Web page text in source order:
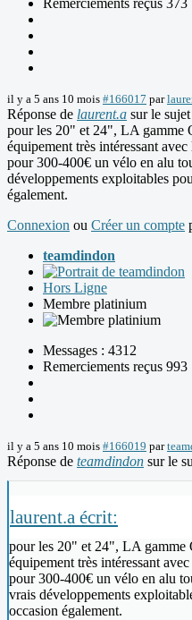
Remerciements reçus 373
il y a 5 ans 10 mois #166017 par
Réponse de laurent.a sur le sujet
pour les 20" et 24", LA gamme
équipement très intéressant
pour 300-400€ un vélo en alu
développements exploitables
également.
Connexion ou Créer un compte
teamdindon
Hors Ligne
Membre platinium
Messages : 4312
Remerciements reçus 993
il y a 5 ans 10 mois #166019 par
Réponse de teamdindon sur le
laurent.a écrit:
pour les 20" et 24", LA gamme
équipement très intéressant
pour 300-400€ un vélo en alu
vrais développements
occasion également.